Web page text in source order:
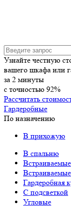
Узнайте честную
вашего шкафа или
за 2 минуты
с точностью 92%
Рассчитать
Гардеробные
По назначению
В прихожую
В спальню
Встраиваемые
Гардеробная
С подсветкой
Угловые